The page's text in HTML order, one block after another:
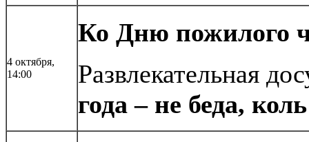
4 октября,
14:00
Ко Дню пожилого
Развлекательная
года – не беда,